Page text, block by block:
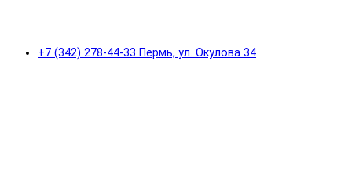
+7 (342) 278-44-33 Пермь, ул. Окулова 34